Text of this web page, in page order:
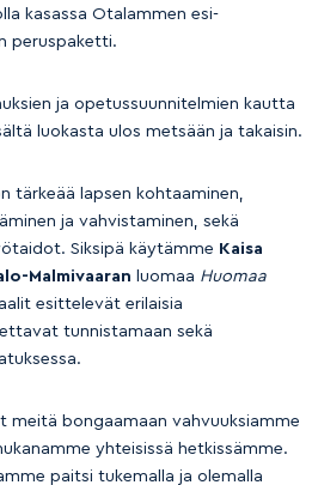
kasassa Otalammen esi-
peruspaketti.
ja opetussuunnitelmien kautta
luokasta ulos metsään ja takaisin.
tärkeää lapsen kohtaaminen,
ja vahvistaminen, sekä
Siksipä käytämme Kaisa
Malmivaaran luomaa Huomaa
esittelevät erilaisia
tunnistamaan sekä
bongaamaan vahvuuksiamme
yhteisissä hetkissämme.
paitsi tukemalla ja olemalla